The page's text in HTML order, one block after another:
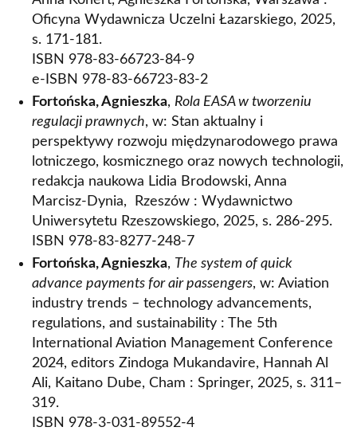
Oficyna Wydawnicza Uczelni Łazarskiego, 2025,
s. 171-181.
ISBN 978-83-66723-84-9
e-ISBN 978-83-66723-83-2
Fortońska, Agnieszka, Rola EASA w tworzeniu
regulacji prawnych, w: Stan aktualny i
perspektywy rozwoju międzynarodowego prawa
lotniczego, kosmicznego oraz nowych technologii,
redakcja naukowa Lidia Brodowski, Anna
Marcisz-Dynia, Rzeszów : Wydawnictwo
Uniwersytetu Rzeszowskiego, 2025, s. 286-295.
ISBN 978-83-8277-248-7
Fortońska, Agnieszka, The system of quick
advance payments for air passengers, w: Aviation
industry trends – technology advancements,
regulations, and sustainability : The 5th
International Aviation Management Conference
2024, editors Zindoga Mukandavire, Hannah Al
Ali, Kaitano Dube, Cham : Springer, 2025, s. 311–
319.
ISBN 978-3-031-89552-4